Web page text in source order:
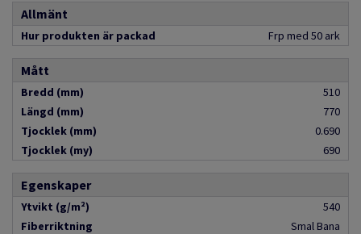
Allmänt
Hur produkten är packad Frp med 50 ark
Mått
Bredd (mm)
510
Längd (mm)
770
Tjocklek (mm)
0.690
Tjocklek (my)
690
Egenskaper
Ytvikt (g/m²)
540
Fiberriktning
Smal Bana